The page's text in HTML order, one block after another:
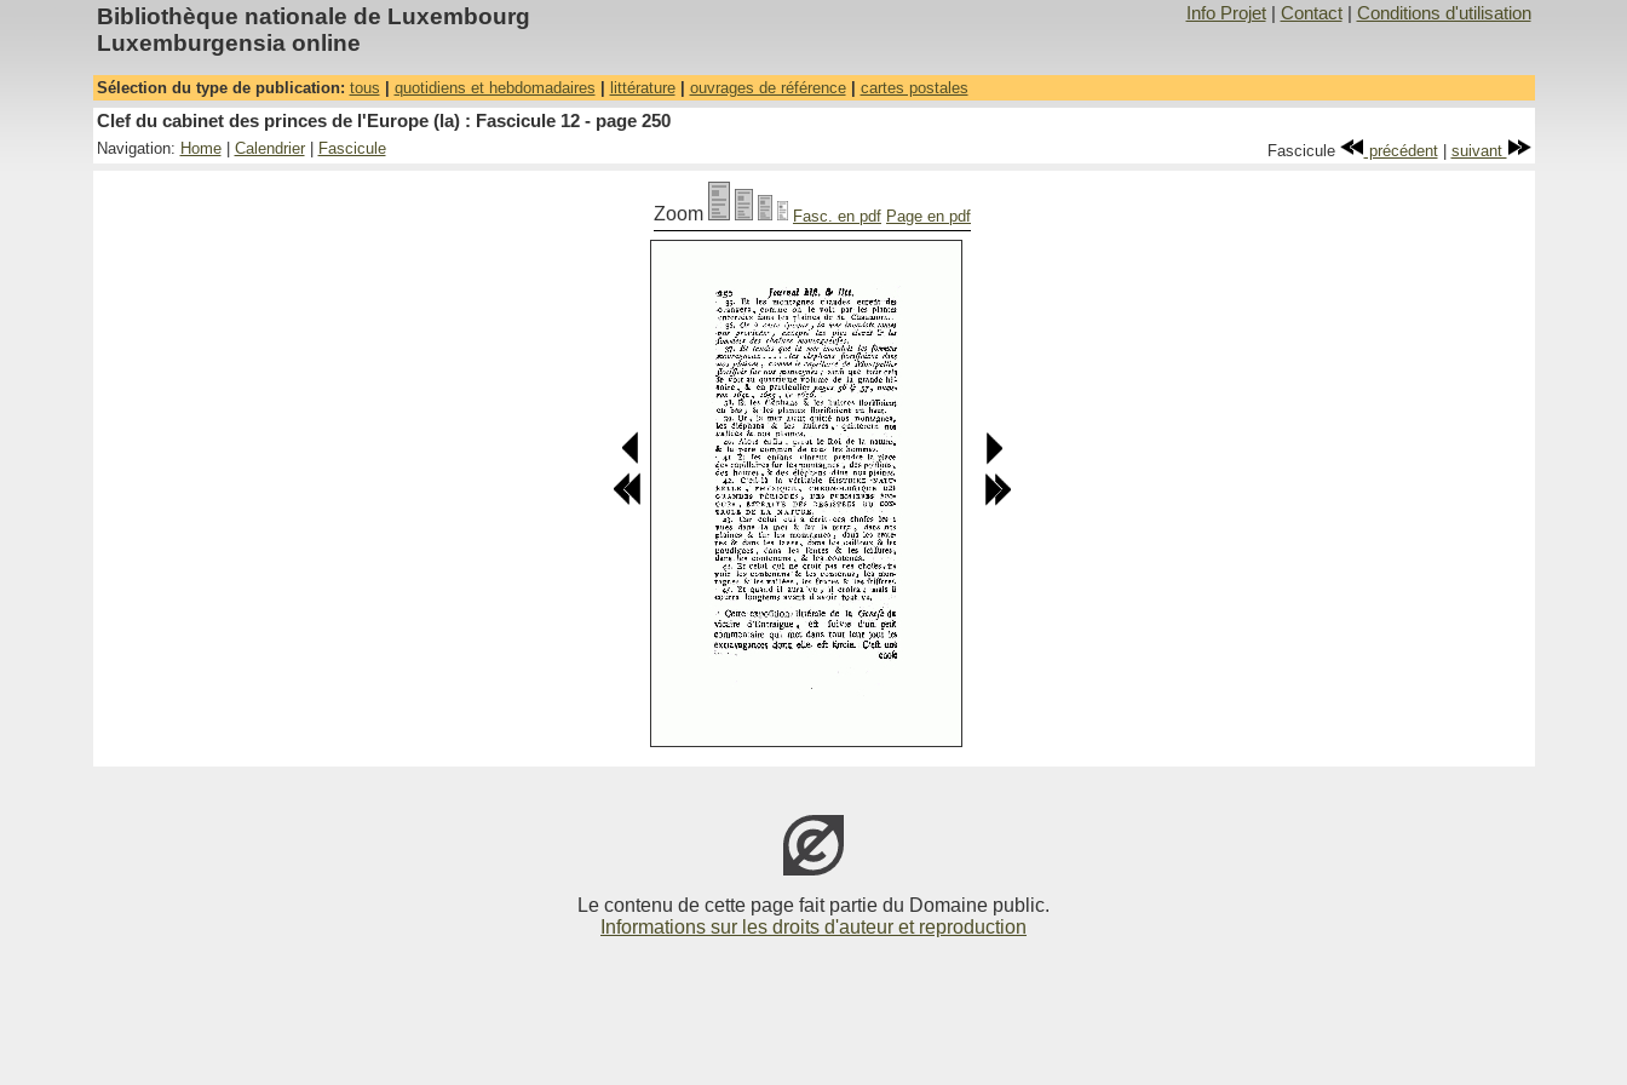
Bibliothèque nationale de Luxembourg
Luxemburgensia online
Info Projet| Contact| Conditions d'utilisation
Sélection du type de publication: tous quotidiens et hebdomadaires littérature| ouvrages de référence| cartes postales
Clef du cabinet des princes de l'Europe (la) : Fascicule 12 - page 250
Navigation: Home| Calendrier| Fascicule Fascicule précédent| suivant
Zoom Fasc. en pdf Page en pdf
Le contenu de cette page fait partie du Domaine public.
Informations sur les droits d'auteur et reproduction